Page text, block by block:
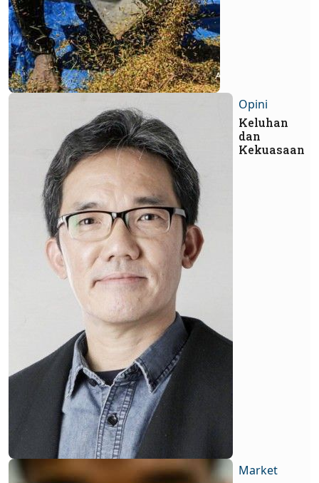
Opini
Keluhan
dan
Kekuasaan
Market